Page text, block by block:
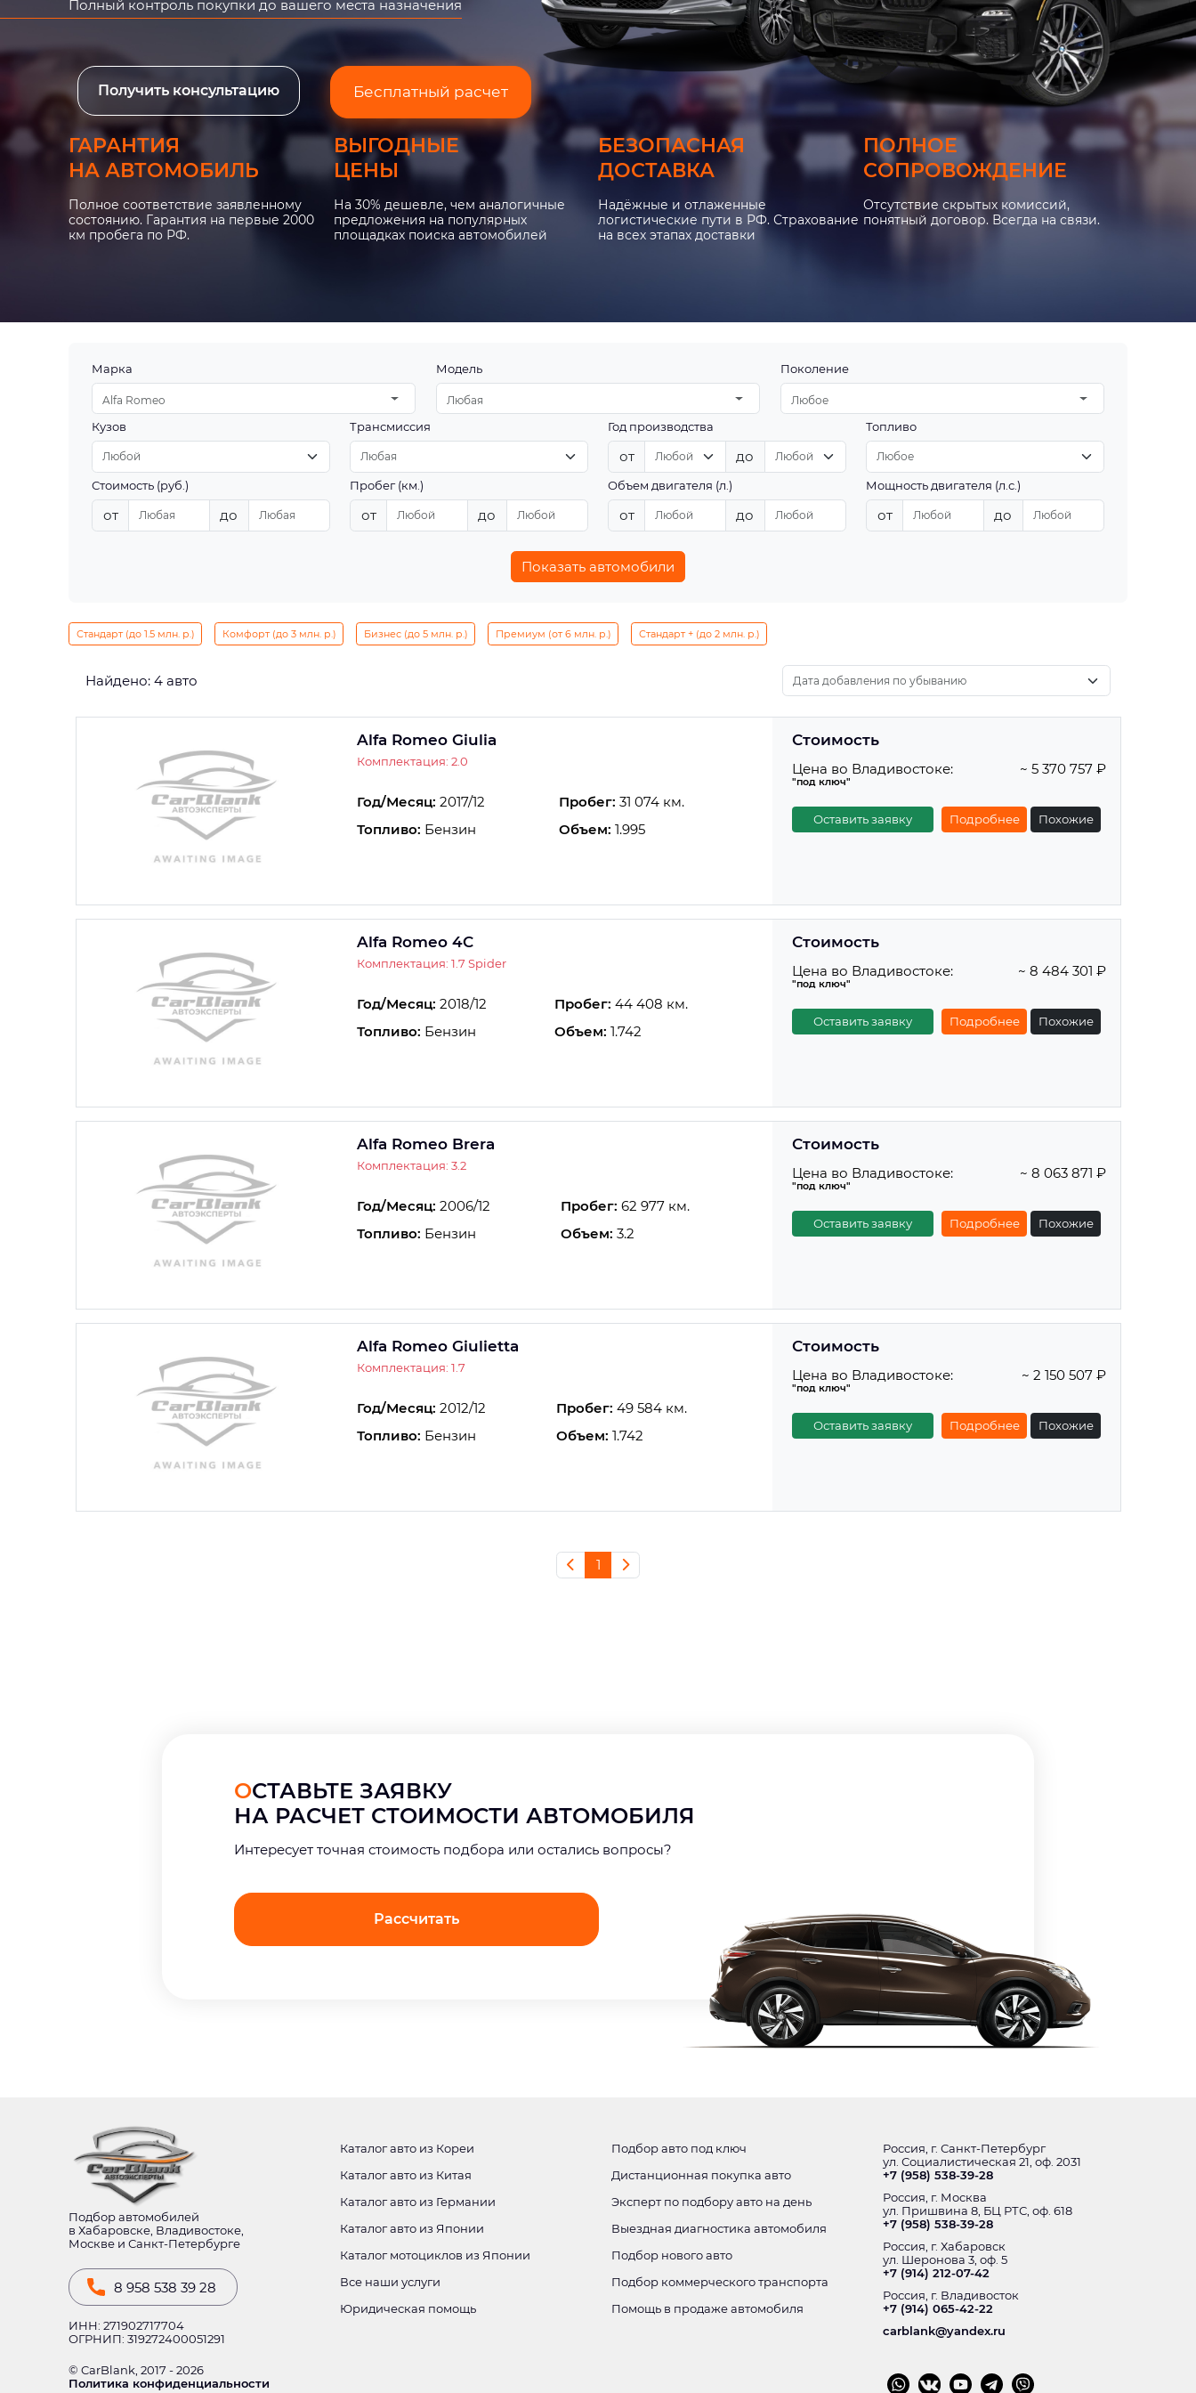
Полный контроль покупки до вашего места назначения
Получить консультацию Бесплатный расчет
ГАРАНТИЯ
НА АВТОМОБИЛЬ
Полное соответствие заявленному
состоянию. Гарантия на первые 2000
км пробега по РФ.
ВЫГОДНЫЕ
ЦЕНЫ
На 30% дешевле, чем аналогичные
предложения на популярных
площадках поиска автомобилей
БЕЗОПАСНАЯ
ДОСТАВКА
Надёжные и отлаженные
логистические пути в РФ. Страхование
на всех этапах доставки
ПОЛНОЕ
СОПРОВОЖДЕНИЕ
Отсутствие скрытых комиссий,
понятный договор. Всегда на связи.
Марка
Alfa Romeo
Модель
Любая
Поколение
Любое
Кузов Трансмиссия Год производства
от до
Топливо
Стоимость (руб.)
от до
Пробег (км.)
от до
Объем двигателя (л.)
от до
Мощность двигателя (л.с.)
от до
Показать автомобили
Стандарт (до 1.5 млн. р.) Комфорт (до 3 млн. р.) Бизнес (до 5 млн. р.) Премиум (от 6 млн. р.) Стандарт + (до 2 млн. р.)
Найдено: 4 авто
Alfa Romeo Giulia
Комплектация: 2.0
Год/Месяц: 2017/12 Пробег: 31 074 км.
Топливо: Бензин Объем: 1.995
Стоимость
Цена во Владивостоке:
"под ключ"
~ 5 370 757 ₽
Оставить заявку Подробнее Похожие
Alfa Romeo 4C
Комплектация: 1.7 Spider
Год/Месяц: 2018/12 Пробег: 44 408 км.
Топливо: Бензин Объем: 1.742
Стоимость
Цена во Владивостоке:
"под ключ"
~ 8 484 301 ₽
Оставить заявку Подробнее Похожие
Alfa Romeo Brera
Комплектация: 3.2
Год/Месяц: 2006/12 Пробег: 62 977 км.
Топливо: Бензин Объем: 3.2
Стоимость
Цена во Владивостоке:
"под ключ"
~ 8 063 871 ₽
Оставить заявку Подробнее Похожие
Alfa Romeo Giulietta
Комплектация: 1.7
Год/Месяц: 2012/12 Пробег: 49 584 км.
Топливо: Бензин Объем: 1.742
Стоимость
Цена во Владивостоке:
"под ключ"
~ 2 150 507 ₽
Оставить заявку Подробнее Похожие
1
ОСТАВЬТЕ ЗАЯВКУ
НА РАСЧЕТ СТОИМОСТИ АВТОМОБИЛЯ
Интерeсует точная стоимость подбора или остались вопросы?
Рассчитать
Подбор автомобилей
в Хабаровске, Владивостоке,
Москве и Санкт-Петербурге
8 958 538 39 28
ИНН: 271902717704
ОГРНИП: 319272400051291
© CarBlank, 2017 - 2026
Политика конфиденциальности
Каталог авто из Кореи
Каталог авто из Китая
Каталог авто из Германии
Каталог авто из Японии
Каталог мотоциклов из Японии
Все наши услуги
Юридическая помощь
Подбор авто под ключ
Дистанционная покупка авто
Эксперт по подбору авто на день
Выездная диагностика автомобиля
Подбор нового авто
Подбор коммерческого транспорта
Помощь в продаже автомобиля
Россия, г. Санкт-Петербург
ул. Социалистическая 21, оф. 2031
+7 (958) 538-39-28
Россия, г. Москва
ул. Пришвина 8, БЦ РТС, оф. 618
+7 (958) 538-39-28
Россия, г. Хабаровск
ул. Шеронова 3, оф. 5
+7 (914) 212-07-42
Россия, г. Владивосток
+7 (914) 065-42-22
carblank@yandex.ru